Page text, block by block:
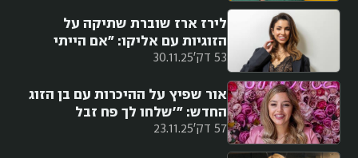
53 דק' 30.11.25
לירז ארז שוברת שתיקה על
הזוגיות עם אליקו: "אם הייתי
יכולה לחזור אחורה, הייתי לוחצת
57 דק' 23.11.25
אור שפיץ על ההיכרות עם בן הזוג
החדש: "'שלחו לך פח זבל
לפודטראק', חשבתי שזו העירייה.